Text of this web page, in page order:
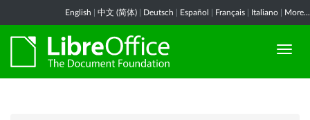
English 中文 (简体) Deutsch Español Français Italiano More...